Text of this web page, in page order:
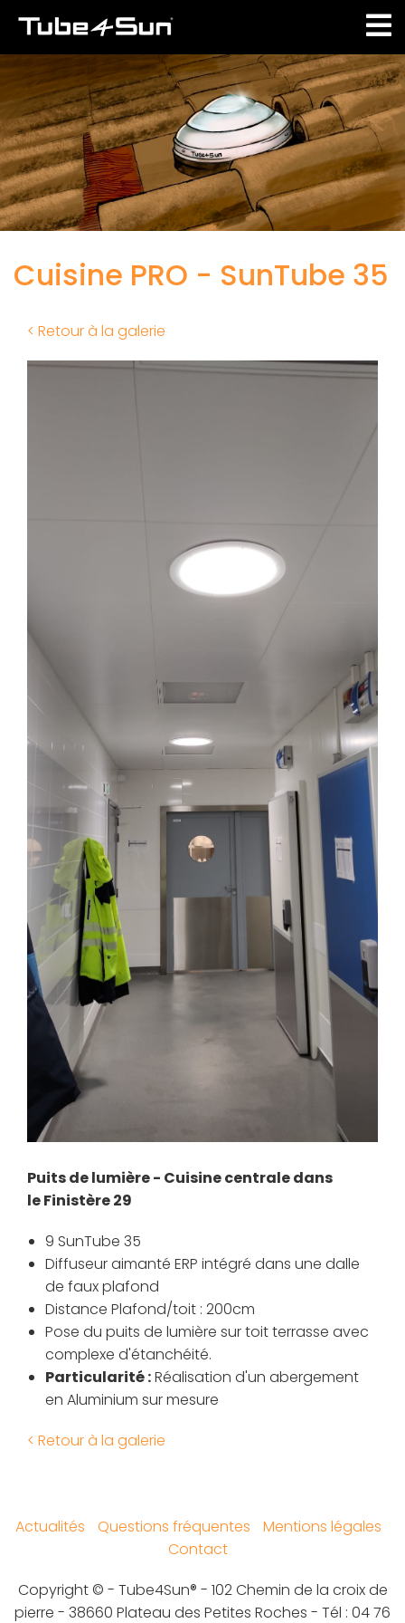
contenu
principal
Cuisine PRO - SunTube 35
< Retour à la galerie
Puits de lumière - Cuisine centrale dans
leFinistère 29
9 SunTube 35
Diffuseur aimanté ERP intégré dans une dalle
de faux plafond
Distance Plafond/toit : 200cm
Pose du puits de lumière sur toit terrasse avec
complexe d'étanchéité.
Particularité :Réalisation d'un abergement
en Aluminium sur mesure
< Retour à la galerie
Actualités Questions fréquentes
Mentions légales
Contact
Copyright © - Tube4Sun® - 102 Chemin de la croix de
pierre - 38660 Plateau des Petites Roches - Tél : 04 76